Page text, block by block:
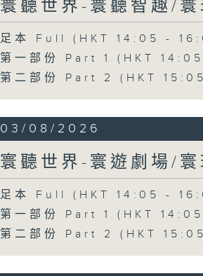
寰聽世界-寰聽智趣/
足本 Full (HKT 14:05 -
第一部份 Part 1 (HKT
第二部份 Part 2 (HKT
03/08/2026
寰聽世界-寰遊劇場/
足本 Full (HKT 14:05 -
第一部份 Part 1 (HKT
第二部份 Part 2 (HKT